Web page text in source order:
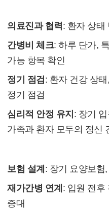
의료진과 협력 : 환자 상태
간병비 체크: 하루 단가,
가능 항목 확인
정기 점검 : 환자 건강 상
정기 점검
심리적 안정 유지 : 장기
가족과 환자 모두의 정신
보험 설계 : 장기 요양보험
재가간병 연계 : 입원 전후
증대